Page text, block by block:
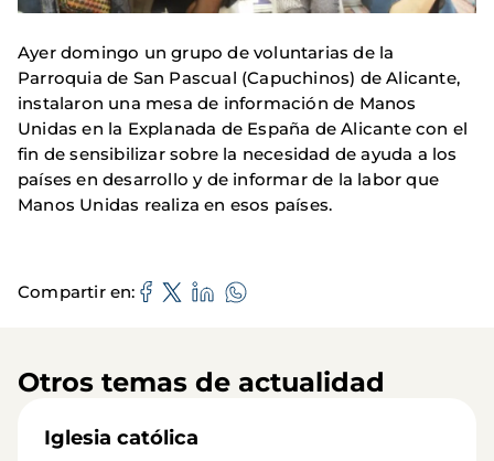
Ayer domingo un grupo de voluntarias de la
Parroquia de San Pascual (Capuchinos) de Alicante,
instalaron una mesa de información de Manos
Unidas en la Explanada de España de Alicante con el
fin de sensibilizar sobre la necesidad de ayuda a los
países en desarrollo y de informar de la labor que
Manos Unidas realiza en esos países.
Compartir en
Otros temas de actualidad
Iglesia católica